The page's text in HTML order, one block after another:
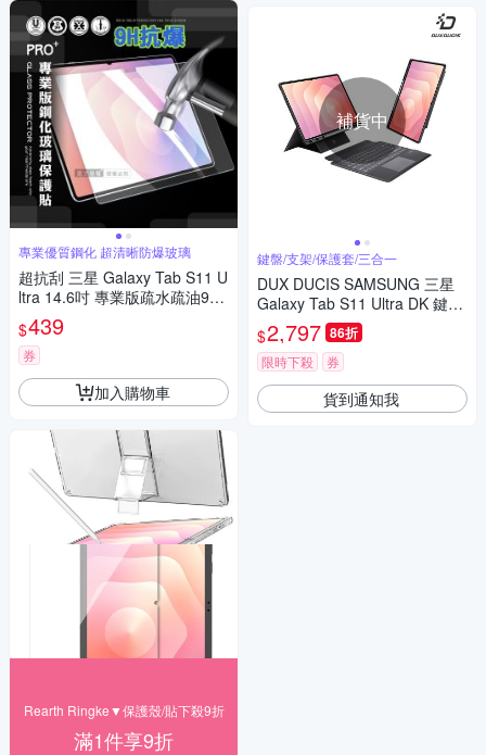
專業優質鋼化 超清晰防爆玻璃
超抗刮 三星 Galaxy Tab S11 U
ltra 14.6吋 專業版疏水疏油9H
鋼化玻璃膜 平板玻璃貼
$439
券
加入購物車
Rearth Ringke▼保護殼/貼下殺9折
滿1件享9折
補貨中
鍵盤/支架/保護套/三合一
DUX DUCIS SAMSUNG 三星
Galaxy Tab S11 Ultra DK 鍵盤
保護套(背光版)
$2,797 86折
限時下殺 券
貨到通知我